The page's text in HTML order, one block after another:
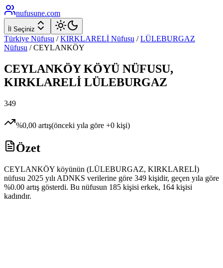
nufusune.com
İl Seçiniz
Türkiye Nüfusu / KIRKLARELİ Nüfusu / LÜLEBURGAZ
Nüfusu /CEYLANKÖY
CEYLANKÖYKÖYÜ NÜFUSU,
KIRKLARELİ LÜLEBURGAZ
349
%0,00 artış(önceki yıla göre +0 kişi)
Özet
CEYLANKÖY köyünün (LÜLEBURGAZ, KIRKLARELİ)
nüfusu 2025 yılı ADNKS verilerine göre 349 kişidir, geçen yıla göre
%0.00 artış gösterdi. Bu nüfusun 185 kişisi erkek, 164 kişisi
kadındır.